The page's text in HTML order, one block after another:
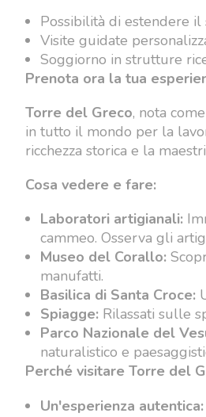
Possibilità di estendere
Visite guidate
Soggiorno in strutture
Prenota ora la tua
Torre del Greco, nota
in tutto il mondo per la
ricchezza storica e la
Cosa vedere e fare:
Laboratori artigianali:
cammeo. Osserva gli
Museo del Corallo:
manufatti.
Basilica di Santa Croce:
Spiagge: Rilassati sulle
Parco Nazionale del
naturalistico e
Perché visitare Torre del
Un'esperienza autentica: